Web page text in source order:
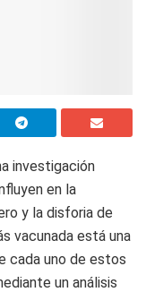
investigación
en la
y la disforia de
vacunada está una
cada uno de estos
un análisis